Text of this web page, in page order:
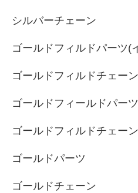
シルバーチェーン
ゴールドフィルドパーツ(
ゴールドフィルドチェー
ゴールドフィールドパー
ゴールドフィルドチェー
ゴールドパーツ
ゴールドチェーン